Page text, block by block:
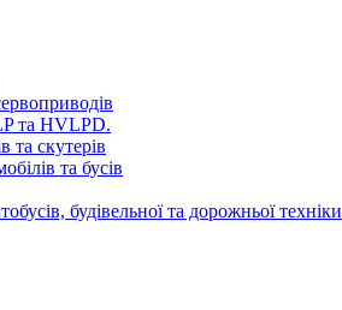
та HVLPD.
та скутерів
та бусів
будівельної та дорожньої техніки